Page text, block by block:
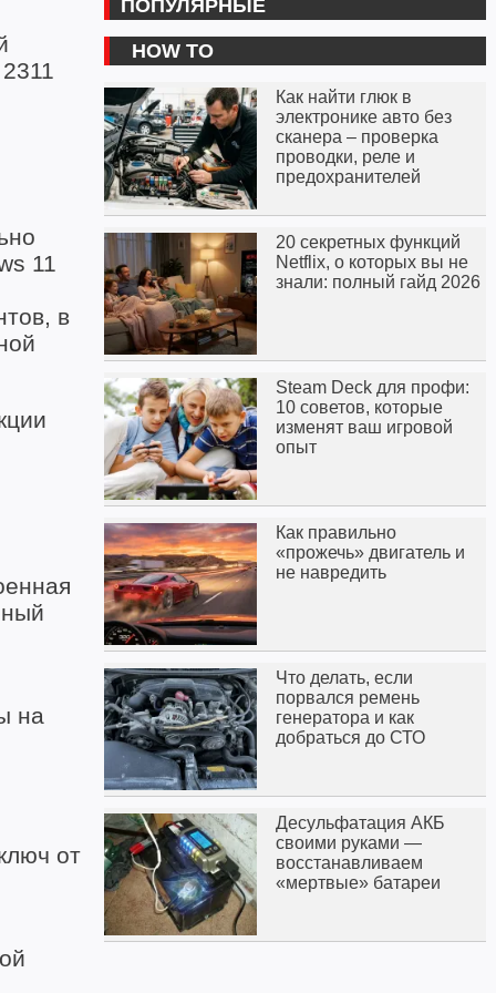
11
в
на
от
ПОПУЛЯРНЫЕ
HOW TO
Как найти глюк в
электронике авто без
сканера – проверка
проводки, реле и
предохранителей
20 секретных функций
Netflix, о которых вы не
знали: полный гайд 2026
Steam Deck для профи:
10 советов, которые
изменят ваш игровой
опыт
Как правильно
«прожечь» двигатель и
не навредить
Что делать, если
порвался ремень
генератора и как
добраться до СТО
Десульфатация АКБ
своими руками —
восстанавливаем
«мертвые» батареи